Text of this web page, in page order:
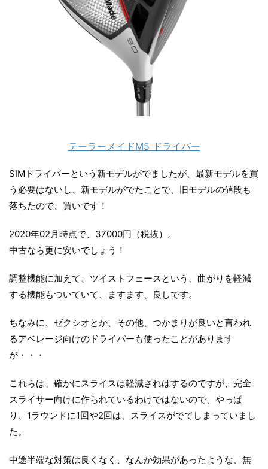
テーラーメイドM5 ドライバー
SIMドライバーという新モデルがでましたが、最新モデルを買
う必要はないし、新モデルがでたことで、旧モデルの値段も
落ちたので、買いです！
2020年02月時点で、37000円（税抜）。
中古なら更に安いでしょう！
調整機能に加えて、ツイストフェースという、曲がりを軽減
する機能もついていて、ますます、良しです。
ちなみに、ゼクシオとか、その他、つかまりが良いと言われ
るアベレージ向けのドライバーも使ったことがあります
が・・・
これらは、確かにスライスは軽減されはするのですが、完全
スライサー向けに作られているわけではないので、やっぱ
り、1ラウンドに1回や2回は、スライスがでてしまっていまし
た。
中途半端な対策は良くなく、なんか効果があったような、無